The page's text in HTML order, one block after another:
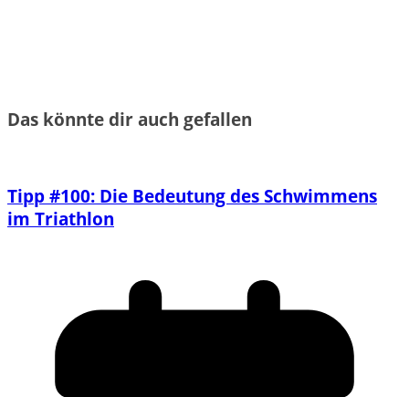
Das könnte dir auch gefallen
Tipp #100: Die Bedeutung des Schwimmens
im Triathlon